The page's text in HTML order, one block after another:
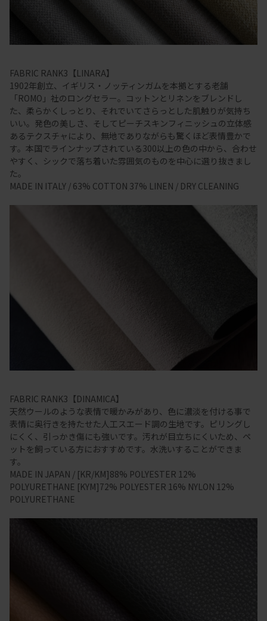
FABRIC RANK3【LINARA】
1902年創立、イギリス・ノッティンガムを本拠とする老舗
「ROMO」社のロングセラー。コットンとリネンをブレンドし
た、柔らかくしっとり、それでいてさらっとした肌触りが気持ち
いい。発色の美しさ、そしてピーチスキンフィニッシュの立体感
あるテクスチャにより、無地でありながらも驚くほど表情豊かで
す。本国でラインナップされている300以上の色の中から、合わせ
やすく、シックで落ち着いた雰囲気のものを中心に選り抜きまし
た。
MADE IN ITALY / 63% COTTON 37% LINEN / DRY CLEANING
FABRIC RANK3【DINAMICA】
天然ウールのような表情で暖かみがあり、色に濃淡を付ける事で
表情に奥行きを持たせた人工スエード調の生地です。ピリングし
にくく、引っかき傷にも強いです。汚れが目立ちにくいため、ペ
ットを飼っている方におすすめです。水洗いすることができま
す。
MADE IN JAPAN / [KR/KM]88% POLYESTER 12%
POLYURETHANE [KYM]72% POLYESTER 16% NYLON 12%
POLYURETHANE